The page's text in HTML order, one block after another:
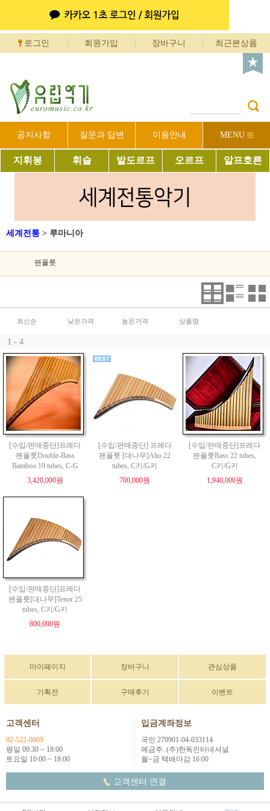
로그인 회원가입 장바구니 최근본상품
공지사항 질문과 답변 이용안내 MENU
지휘봉 휘슬 발도르프 오르프 알프호른
세계전통 > 루마니아
팬플릇
최신순 낮은가격 높은가격 상품명
1 - 4
[수입/판매중단]프레다
팬플룻Double-Bass
Bamboo 19 tubes, C-G
3,420,000원
[수입/판매중단] 프레다
팬플룻 [대나무]Alto 22
tubes, C키/G키
700,000원
[수입/판매중단]프레다
팬플룻Bass 22 tubes,
C키/G키
1,940,000원
[수입/판매중단]프레다
팬플룻[대나무]Tenor 25
tubes, C키/G키
800,000원
마이페이지 장바구니 관심상품
기획전 구매후기 이벤트
고객센터
02-522-0869
평일 09:30 ~ 18:00
토요일 10:00 ~ 18:00
입금계좌정보
국민 270901-04-033114
예금주: (주)한독인터네셔널
월~금 택배마감 16:00
고객센터 연결